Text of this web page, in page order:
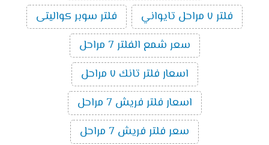
فلتر ٧ مراحل تايواني
فلتر سوبر كواليتى
سعر شمع الفلتر 7 مراحل
اسعار فلتر تانك ٧ مراحل
اسعار فلتر فريش 7 مراحل
سعر فلتر فريش 7 مراحل